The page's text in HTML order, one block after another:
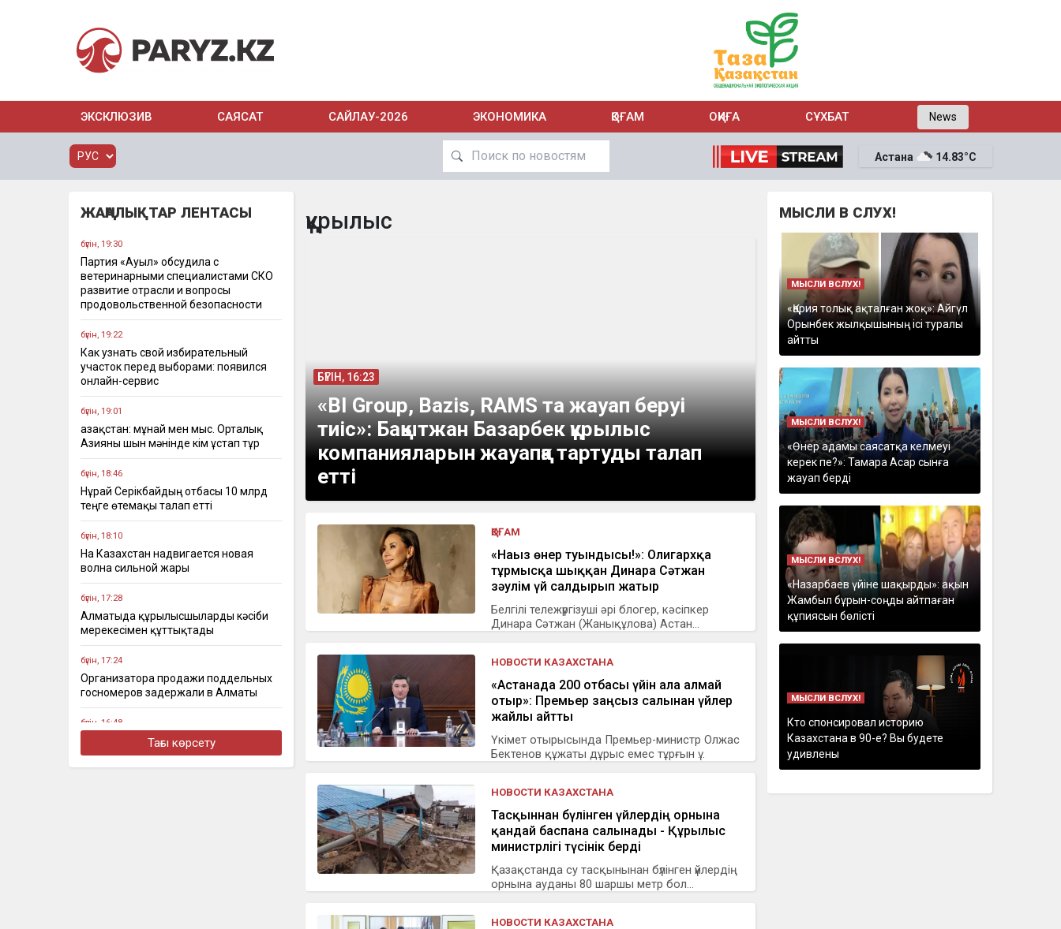
ЭКСКЛЮЗИВ САЯСАТ САЙЛАУ-2026 ЭКОНОМИКА ҚОҒАМ ОҚИҒА СҰХБАТ News
Астана 14.83°C
ЖАҢАЛЫҚТАР ЛЕНТАСЫ
бүгін, 19:30
Партия «Ауыл» обсудила с
ветеринарными специалистами СКО
развитие отрасли и вопросы
продовольственной безопасности
бүгін, 19:22
Как узнать свой избирательный
участок перед выборами: появился
онлайн-сервис
бүгін, 19:01
Қазақстан: мұнай мен мыс. Орталық
Азияны шын мәнінде кім ұстап тұр
бүгін, 18:46
Нұрай Серікбайдың отбасы 10 млрд
теңге өтемақы талап етті
бүгін, 18:10
На Казахстан надвигается новая
волна сильной жары
бүгін, 17:28
Алматыда құрылысшыларды кәсіби
мерекесімен құттықтады
бүгін, 17:24
Организатора продажи поддельных
госномеров задержали в Алматы
бүгін, 16:48
Алматыда жеңіл көлік тоқтап тұрған
жүк көлігімен соқтығысты
Тағы көрсету
құрылыс
БҮГІН, 16:23
«BI Group, Bazis, RAMS та жауап беруі
тиіс»: Бақытжан Базарбек құрылыс
компанияларын жауапқа тартуды талап
етті
ҚОҒАМ
«Нағыз өнер туындысы!»: Олигархқа
тұрмысқа шыққан Динара Сәтжан
зәулім үй салдырып жатыр
Белгілі тележүргізуші әрі блогер, кәсіпкер
Динара Сәтжан (Жанықұлова) Астан...
НОВОСТИ КАЗАХСТАНА
«Астанада 200 отбасы үйін ала алмай
отыр»: Премьер заңсыз салынған үйлер
жайлы айтты
Үкімет отырысында Премьер-министр Олжас
Бектенов құжаты дұрыс емес тұрғын ү...
НОВОСТИ КАЗАХСТАНА
Тасқыннан бүлінген үйлердің орнына
қандай баспана салынады - Құрылыс
министрлігі түсінік берді
Қазақстанда су тасқынынан бүлінген үйлердің
орнына ауданы 80 шаршы метр бол...
НОВОСТИ КАЗАХСТАНА
МЫСЛИ В СЛУХ!
МЫСЛИ ВСЛУХ!
«Қария толық ақталған жоқ»: Айгүл
Орынбек жылқышының ісі туралы
айтты
МЫСЛИ ВСЛУХ!
«Өнер адамы саясатқа келмеуі
керек пе?»: Тамара Асар сынға
жауап берді
МЫСЛИ ВСЛУХ!
«Назарбаев үйіне шақырды»: ақын
Жамбыл бұрын-соңды айтпаған
құпиясын бөлісті
МЫСЛИ ВСЛУХ!
Кто спонсировал историю
Казахстана в 90-е? Вы будете
удивлены